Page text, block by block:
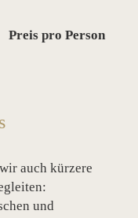
Preis pro Person
auch kürzere
und